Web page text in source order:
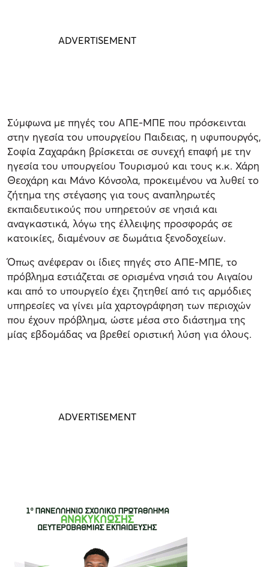
Σύμφωνα με πηγές του ΑΠΕ-ΜΠΕ που πρόσκεινται
στην ηγεσία του υπουργείου Παιδειας, η υφυπουργός,
Σοφία Ζαχαράκη βρίσκεται σε συνεχή επαφή με την
ηγεσία του υπουργείου Τουρισμού και τους κ.κ. Χάρη
Θεοχάρη και Μάνο Κόνσολα, προκειμένου να λυθεί το
ζήτημα της στέγασης για τους αναπληρωτές
εκπαιδευτικούς που υπηρετούν σε νησιά και
αναγκαστικά, λόγω της έλλειψης προσφοράς σε
κατοικίες, διαμένουν σε δωμάτια ξενοδοχείων.
Όπως ανέφεραν οι ίδιες πηγές στο ΑΠΕ-ΜΠΕ, το
πρόβλημα εστιάζεται σε ορισμένα νησιά του Αιγαίου
και από το υπουργείο έχει ζητηθεί από τις αρμόδιες
υπηρεσίες να γίνει μία χαρτογράφηση των περιοχών
που έχουν πρόβλημα, ώστε μέσα στο διάστημα της
μίας εβδομάδας να βρεθεί οριστική λύση για όλους.